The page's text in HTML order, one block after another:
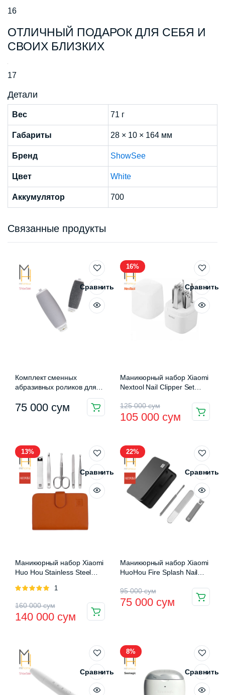
16
ОТЛИЧНЫЙ ПОДАРОК ДЛЯ СЕБЯ И
СВОИХ БЛИЗКИХ
17
Детали
Вес 71 г
Габариты 28 × 10 × 164 мм
Бренд ShowSee
Цвет White
Аккумулятор 700
Связанные продукты
Сравнить
Комплект сменных
абразивных роликов для
роликовой пилки ShowSee
B1-W Replacement
Grinding Head
75 000 сум
16%
Сравнить
Маникюрный набор Xiaomi
Nextool Nail Clipper Set
125 000сум
Первоначальная
цена
125
000 сум.
105 000 сум
Текущая
цена:
000 сум.
13%
Сравнить
Маникюрный набор Xiaomi
Huo Hou Stainless Steel
Оценка
1
160 000сум
Первоначальная
цена
160
000 сум.
140 000 сум
Текущая
цена:
000 сум.
22%
Сравнить
Маникюрный набор Xiaomi
HuoHou Fire Splash Nail
95 000сум
Первоначальная
цена
000 сум.
75 000 сум
Текущая
цена:
Сравнить
8%
Сравнить